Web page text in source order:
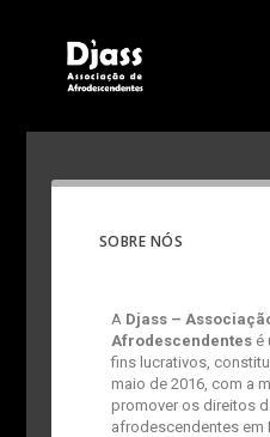
SOBRE NÓS
A Djass –
Afrodescendentesé
fins lucrativos,
maio de 2016, com a
promover os direitos
afrodescendentes em